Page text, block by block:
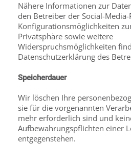
Nähere Informationen zur
den Betreiber der Social-
Konfigurationsmöglichkeiten
Privatsphäre sowie weitere
Widerspruchsmöglichkeiten
Datenschutzerklärung des
Speicherdauer
Wir löschen Ihre
sie für die vorgenannten
mehr erforderlich sind und
Aufbewahrungspflichten einer
entgegenstehen.